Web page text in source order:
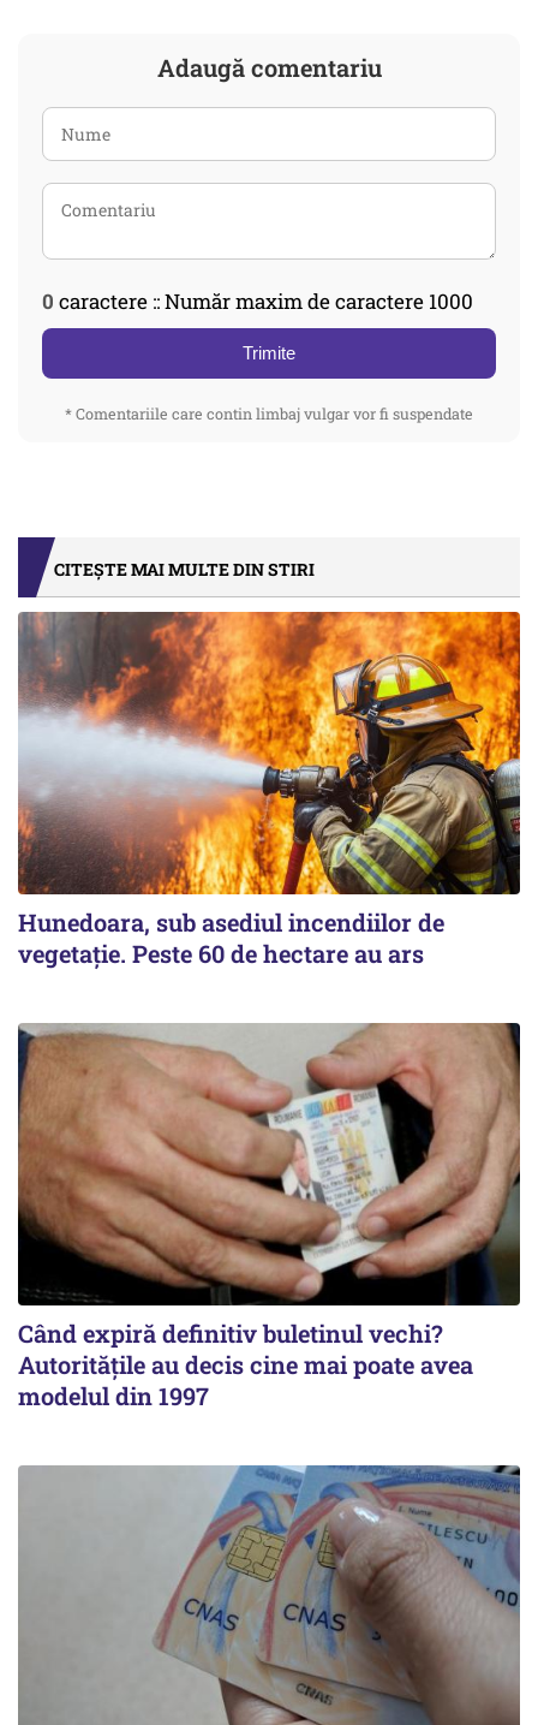
Adaugă comentariu
0 caractere :: Număr maxim de caractere 1000
Trimite
* Comentariile care contin limbaj vulgar vor fi suspendate
CITEȘTE MAI MULTE DIN STIRI
Hunedoara, sub asediul incendiilor de
vegetație. Peste 60 de hectare au ars
Când expiră definitiv buletinul vechi?
Autoritățile au decis cine mai poate avea
modelul din 1997